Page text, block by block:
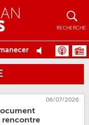
RECHERCHE
06/07/2026
rencontre